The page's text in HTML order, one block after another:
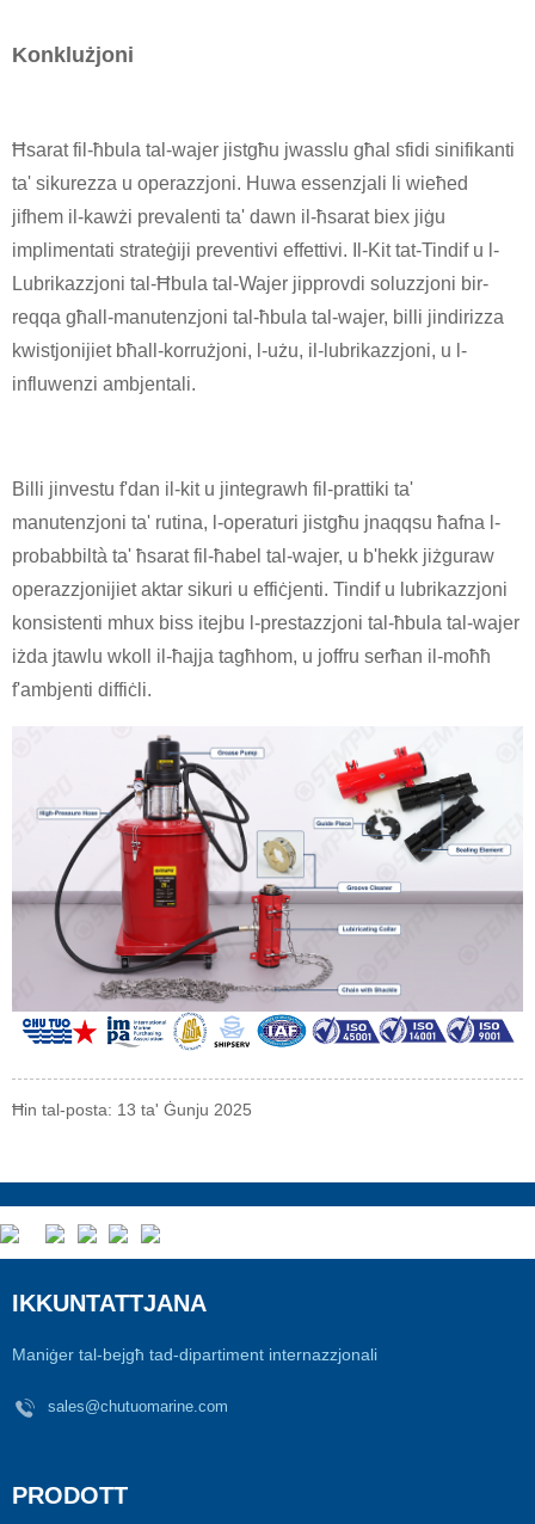
Konklużjoni
Ħsarat fil-ħbula tal-wajer jistgħu jwasslu għal sfidi sinifikanti
ta' sikurezza u operazzjoni. Huwa essenzjali li wieħed
jifhem il-kawżi prevalenti ta' dawn il-ħsarat biex jiġu
implimentati strateġiji preventivi effettivi. Il-Kit tat-Tindif u l-
Lubrikazzjoni tal-Ħbula tal-Wajer jipprovdi soluzzjoni bir-
reqqa għall-manutenzjoni tal-ħbula tal-wajer, billi jindirizza
kwistjonijiet bħall-korrużjoni, l-użu, il-lubrikazzjoni, u l-
influwenzi ambjentali.
Billi jinvestu f'dan il-kit u jintegrawh fil-prattiki ta'
manutenzjoni ta' rutina, l-operaturi jistgħu jnaqqsu ħafna l-
probabbiltà ta' ħsarat fil-ħabel tal-wajer, u b'hekk jiżguraw
operazzjonijiet aktar sikuri u effiċjenti. Tindif u lubrikazzjoni
konsistenti mhux biss itejbu l-prestazzjoni tal-ħbula tal-wajer
iżda jtawlu wkoll il-ħajja tagħhom, u joffru serħan il-moħħ
f'ambjenti diffiċli.
Ħin tal-posta: 13 ta' Ġunju 2025
IKKUNTATTJANA
Maniġer tal-bejgħ tad-dipartiment internazzjonali
sales@chutuomarine.com
PRODOTT